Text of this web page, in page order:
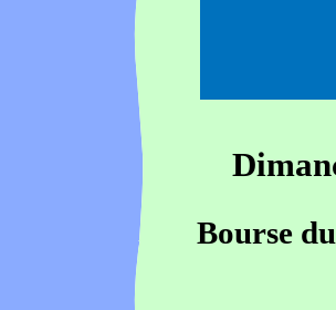
Bourse